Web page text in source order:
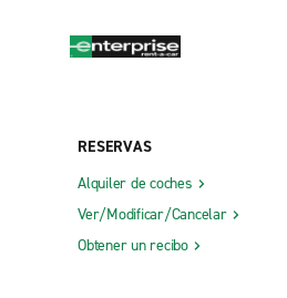
RESERVAS
Alquiler de coches
Ver/Modificar/Cancelar
Obtener un recibo